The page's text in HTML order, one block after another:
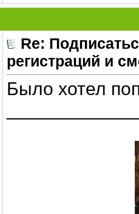
Re:
регистраций и
Было хотел